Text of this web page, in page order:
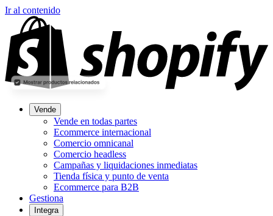
Ir al contenido
Vende
Vende en todas partes
Ecommerce internacional
Comercio omnicanal
Comercio headless
Campañas y liquidaciones inmediatas
Tienda física y punto de venta
Ecommerce para B2B
Gestiona
Integra